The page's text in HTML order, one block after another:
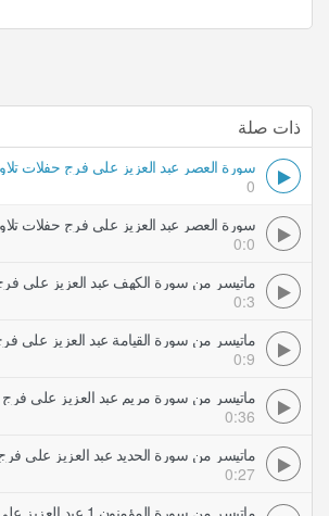
ذات صلة
سورة العصر عبد العزيز علي فرج حفلات
0
سورة العصر عبد العزيز علي فرج حفلات
0:0
0:3
0:9
0:36
0:27